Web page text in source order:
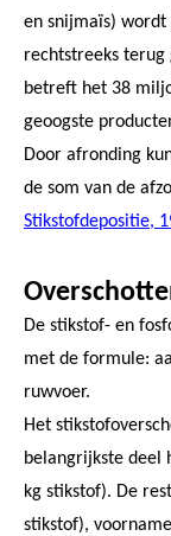
en snijmaïs)
rechtstreeks terug
betreft het 38
geoogste
Door afronding
de som van de
Stikstofdepositie,
De stikstof- en
met de formule:
ruwvoer.
Het
belangrijkste deel
kg stikstof). De
stikstof),